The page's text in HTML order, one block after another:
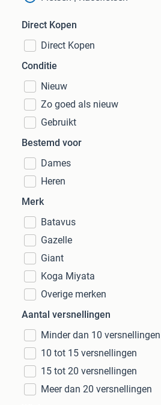
Direct Kopen
Direct Kopen
Conditie
Nieuw
Zo goed als nieuw
Gebruikt
Bestemd voor
Dames
Heren
Merk
Batavus
Gazelle
Giant
Koga Miyata
Overige merken
Aantal versnellingen
Minder dan 10 versnellingen
10 tot 15 versnellingen
15 tot 20 versnellingen
Meer dan 20 versnellingen